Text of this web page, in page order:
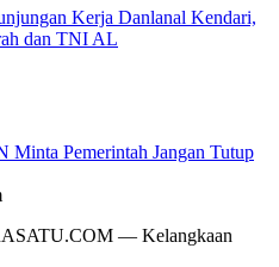
Kerja Danlanal Kendari,
dan TNI AL
Minta Pemerintah Jangan Tutup
— Kelangkaan